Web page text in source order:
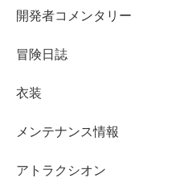
開発者コメンタリー
冒険日誌
衣装
メンテナンス情報
アトラクシオン